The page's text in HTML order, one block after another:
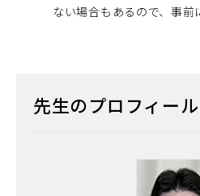
ない場合もあるので、事前
先生のプロフィール